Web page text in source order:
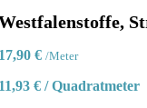
€ /Meter
€ /Quadratmeter